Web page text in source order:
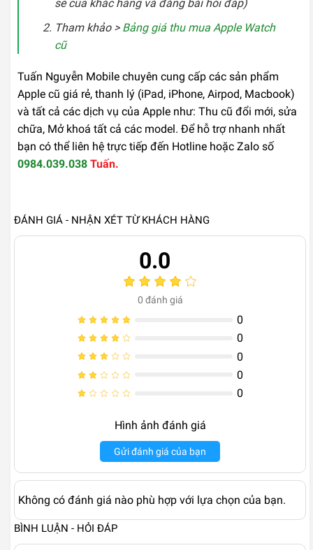
sẻ của khác hàng và đăng bài hỏi đáp)
Tham khảo > Bảng giá thu mua Apple Watch
cũ
Tuấn Nguyễn Mobile chuyên cung cấp các sản phẩm
Apple cũ giá rẻ, thanh lý (iPad, iPhone, Airpod, Macbook)
và tất cả các dịch vụ của Apple như: Thu cũ đổi mới, sửa
chữa, Mở khoá tất cả các model. Để hỗ trợ nhanh nhất
bạn có thể liên hệ trực tiếp đến Hotline hoặc Zalo số
0984.039.038 Tuấn.
ĐÁNH GIÁ - NHẬN XÉT TỪ KHÁCH HÀNG
0.0
0 đánh giá
0
0
0
0
0
Hình ảnh đánh giá
Gửi đánh giá của bạn
Không có đánh giá nào phù hợp với lựa chọn của bạn.
BÌNH LUẬN - HỎI ĐÁP